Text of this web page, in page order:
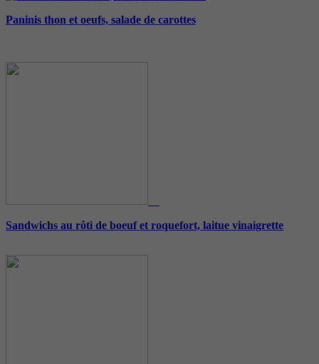
Paninis thon et oeufs, salade de carottes
Sandwichs au rôti de boeuf et roquefort, laitue vinaigrette